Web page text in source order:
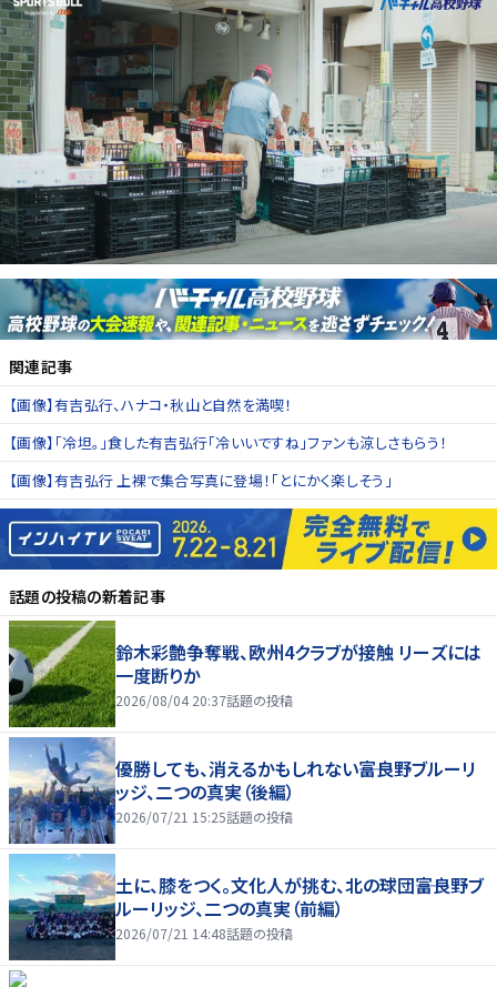
関連記事
【画像】有吉弘行、ハナコ・秋山と自然を満喫！
【画像】「冷坦。」食した有吉弘行「冷いいですね」ファンも涼しさもらう！
【画像】有吉弘行 上裸で集合写真に登場！「とにかく楽しそう」
話題の投稿の新着記事
鈴木彩艶争奪戦、欧州4クラブが接触 リーズには
一度断りか
2026/08/04 20:37話題の投稿
優勝しても、消えるかもしれない――富良野ブルーリ
ッジ、二つの真実（後編）
2026/07/21 15:25話題の投稿
土に、膝をつく。文化人が挑む、北の球団――富良野ブ
ルーリッジ、二つの真実（前編）
2026/07/21 14:48話題の投稿